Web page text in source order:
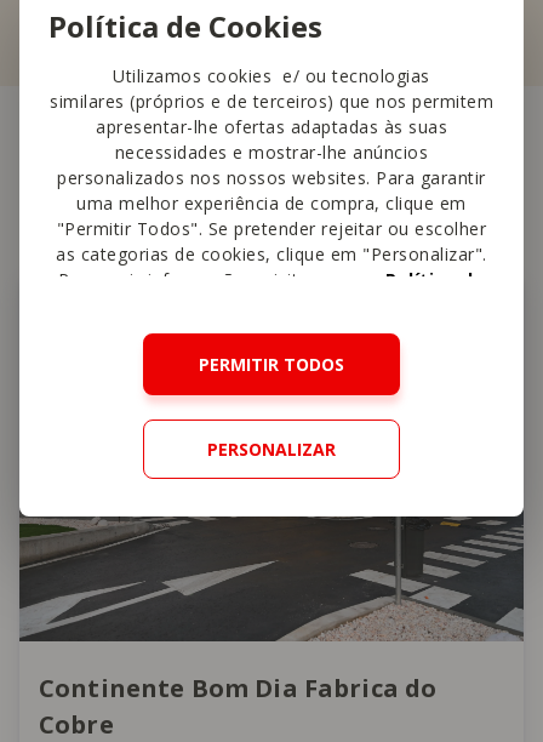
Política de Cookies
Utilizamos cookies e/ ou tecnologias
similares (próprios e de terceiros) que nos permitem
apresentar-lhe ofertas adaptadas às suas
necessidades e mostrar-lhe anúncios
personalizados nos nossos websites. Para garantir
uma melhor experiência de compra, clique em
"Permitir Todos". Se pretender rejeitar ou escolher
as categorias de cookies, clique em "Personalizar".
Para mais informações, visite a nossa Política de
PERMITIR TODOS
PERSONALIZAR
Saber mais
Outraslojas perto
Continente Bom Dia Fabrica do
Cobre